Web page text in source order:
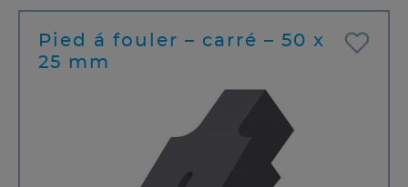
Pied á fouler – carré – 50 x
25 mm